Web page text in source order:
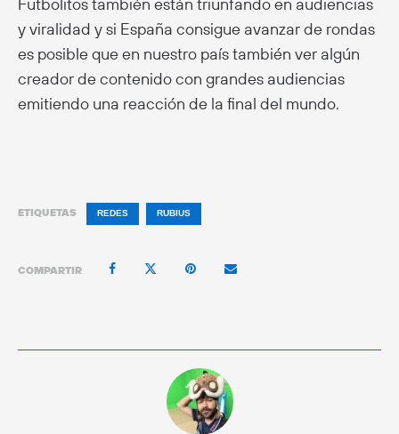
y viralidad y si España consigue avanzar de rondas
es posible que en nuestro país también ver algún
creador de contenido con grandes audiencias
emitiendo una reacción de la final del mundo.
ETIQUETAS REDES RUBIUS
COMPARTIR